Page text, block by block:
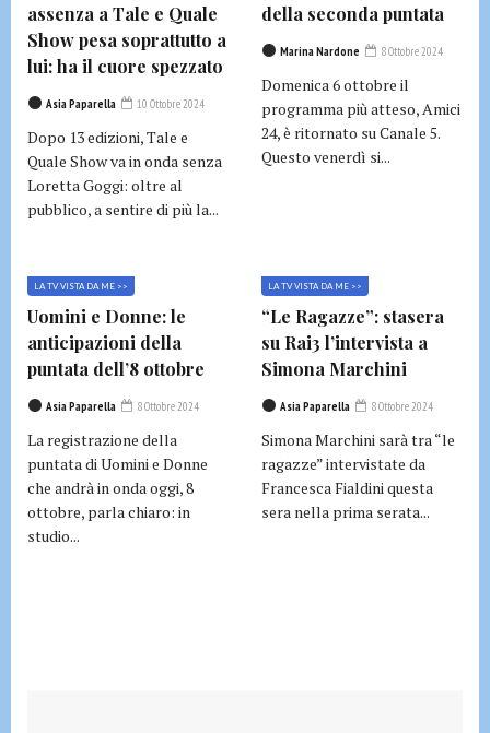
assenza a Tale e Quale
Show pesa soprattutto a
lui: ha il cuore spezzato
Asia Paparella 10 Ottobre 2024
Dopo 13 edizioni, Tale e
Quale Show va in onda senza
Loretta Goggi: oltre al
pubblico, a sentire di più la...
della seconda puntata
Marina Nardone 8 Ottobre 2024
Domenica 6 ottobre il
programma più atteso, Amici
24, è ritornato su Canale 5.
Questo venerdì si...
LA TV VISTA DA ME >>
Uomini e Donne: le
anticipazioni della
puntata dell’8 ottobre
Asia Paparella 8 Ottobre 2024
La registrazione della
puntata di Uomini e Donne
che andrà in onda oggi, 8
ottobre, parla chiaro: in
studio...
LA TV VISTA DA ME >>
“Le Ragazze”: stasera
su Rai3 l’intervista a
Simona Marchini
Asia Paparella 8 Ottobre 2024
Simona Marchini sarà tra “le
ragazze” intervistate da
Francesca Fialdini questa
sera nella prima serata...